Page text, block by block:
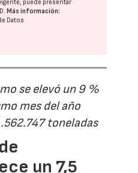
puede presentar
. Más información:
Datos
se elevó un 9 %
mes del año
toneladas
un 7,5